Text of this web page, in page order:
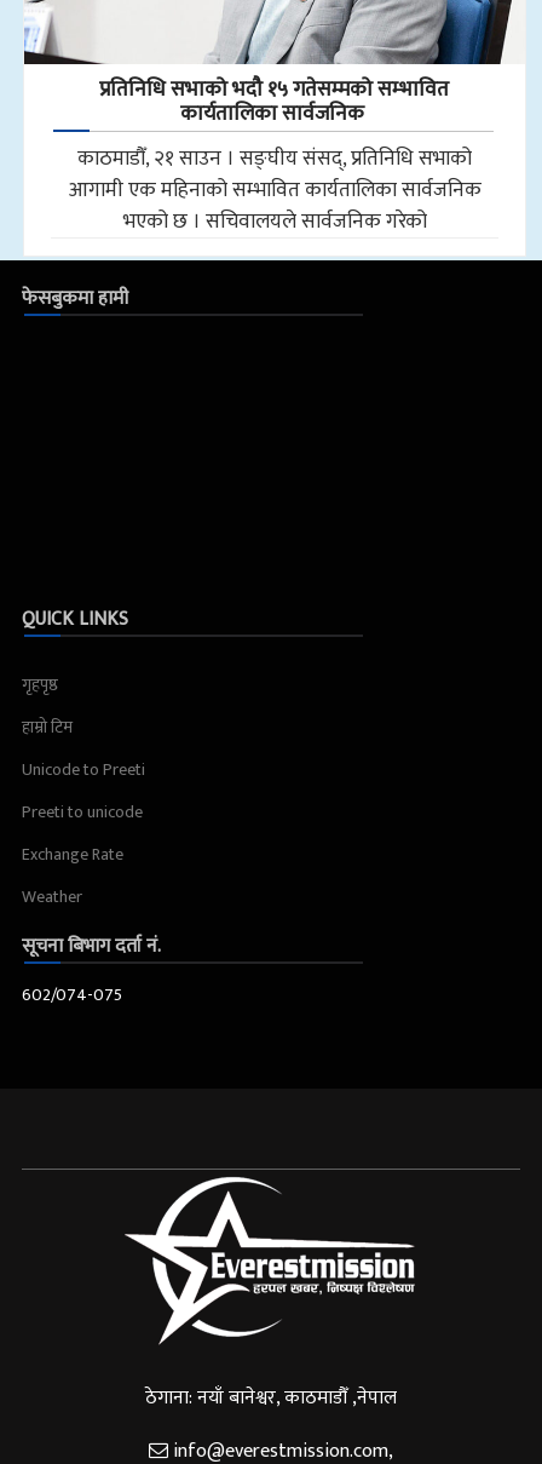
प्रतिनिधि सभाको भदौ १५ गतेसम्मको सम्भावित
कार्यतालिका सार्वजनिक
काठमाडौँ, २१ साउन । सङ्घीय संसद्, प्रतिनिधि सभाको
आगामी एक महिनाको सम्भावित कार्यतालिका सार्वजनिक
भएको छ । सचिवालयले सार्वजनिक गरेको
फेसबुकमा हामी
QUICK LINKS
गृहपृष्ठ
हाम्रो टिम
Unicode to Preeti
Preeti to unicode
Exchange Rate
Weather
सूचना बिभाग दर्ता नं.
602/074-075
ठेगाना: नयाँ बानेश्वर, काठमाडौँ ,नेपाल
info@everestmission.com,